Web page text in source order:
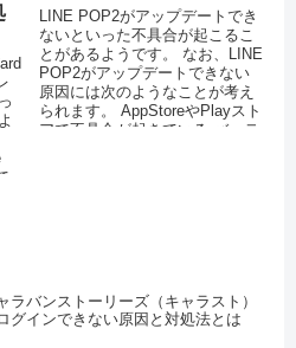
LINE POP2がアップデートでき
ないといった不具合が起こるこ
とがあるようです。 なお、LINE
POP2がアップデートできない
原因には次のようなことが考え
られます。 AppStoreやPlayスト
アで不具合が起きている バッテ
ラバンストーリーズ（キャラスト）
グインできない原因と対処法とは